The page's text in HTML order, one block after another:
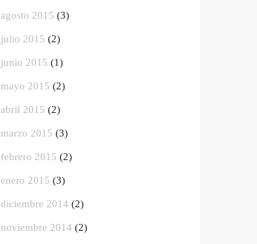
agosto 2015 (3)
julio 2015 (2)
junio 2015 (1)
mayo 2015 (2)
abril 2015 (2)
marzo 2015 (3)
febrero 2015 (2)
enero 2015 (3)
diciembre 2014 (2)
noviembre 2014 (2)